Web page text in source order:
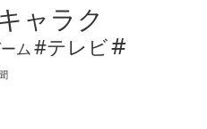
ャラク
ム#テレビ#